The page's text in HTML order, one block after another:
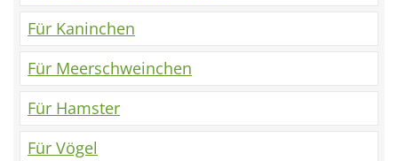
Für Kaninchen
Für Meerschweinchen
Für Hamster
Für Vögel